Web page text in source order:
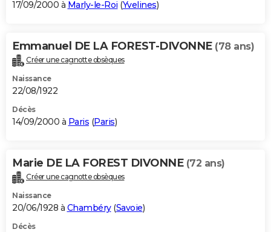
17/09/2000 à Marly-le-Roi (Yvelines)
Emmanuel DE LA FOREST-DIVONNE (78 ans)
Créer une cagnotte obsèques
Naissance
22/08/1922
Décès
14/09/2000 à Paris (Paris)
Marie DE LA FOREST DIVONNE (72 ans)
Créer une cagnotte obsèques
Naissance
20/06/1928 à Chambéry(Savoie)
Décès